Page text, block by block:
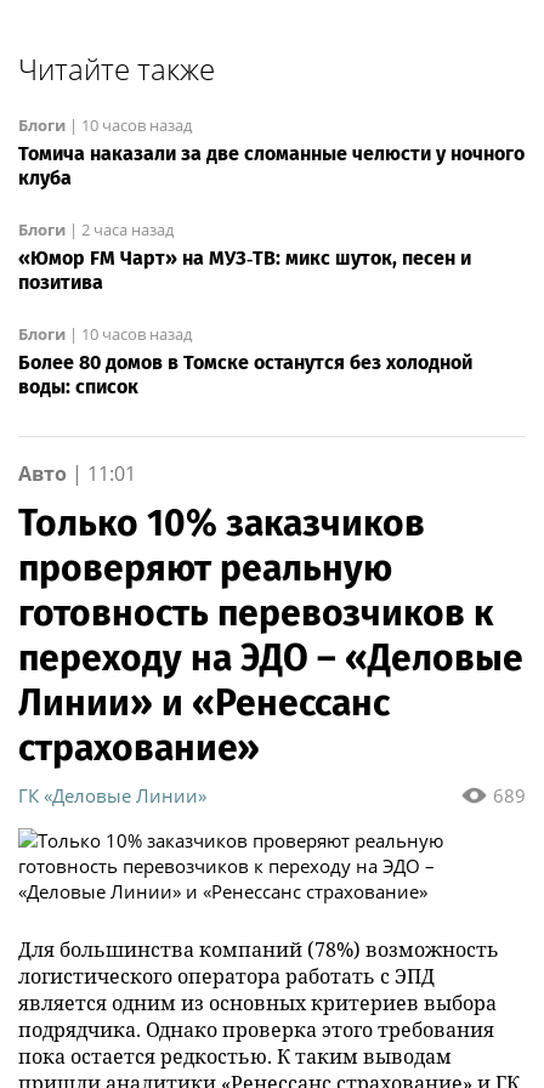
Читайте также
Блоги | 10 часов назад
Томича наказали за две сломанные челюсти у ночного
клуба
Блоги | 2 часа назад
«Юмор FM Чарт» на МУЗ‑ТВ: микс шуток, песен и
позитива
Блоги | 10 часов назад
Более 80 домов в Томске останутся без холодной
воды: список
Авто | 11:01
Только 10% заказчиков
проверяют реальную
готовность перевозчиков к
переходу на ЭДО – «Деловые
Линии» и «Ренессанс
страхование»
689
ГК «Деловые Линии»
Для большинства компаний (78%) возможность
логистического оператора работать с ЭПД
является одним из основных критериев выбора
подрядчика. Однако проверка этого требования
пока остается редкостью. К таким выводам
пришли аналитики «Ренессанс страхование» и ГК